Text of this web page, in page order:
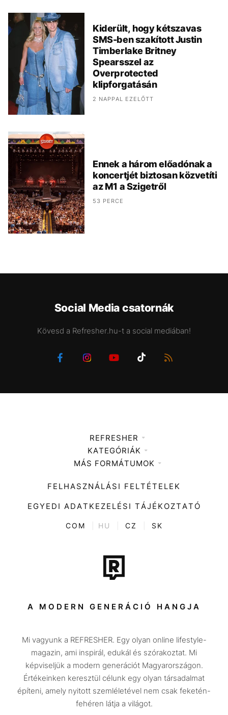
Kiderült, hogy kétszavas
SMS-ben szakított Justin
Timberlake Britney
Spearsszel az
Overprotected
klipforgatásán
2 NAPPAL EZELŐTT
Ennek a három előadónak a
koncertjét biztosan közvetíti
az M1 a Szigetről
53 PERCE
Social Media csatornák
Kövesd a Refresher.hu-t a social mediában!
REFRESHER
Médiaajánlat
KATEGÓRIÁK
Zene
Divat
Kultúra
ENTR
Tech-Tudomány
Sport
Társadalom
Utazás
Életmód
Design
Beszélgetések
MÁS FORMÁTUMOK
FELHASZNÁLÁSI FELTÉTELEK
EGYEDI ADATKEZELÉSI TÁJÉKOZTATÓ
COM HU CZ SK
A MODERN GENERÁCIÓ HANGJA
Mi vagyunk a REFRESHER. Egy olyan online lifestyle-
magazin, ami inspirál, edukál és szórakoztat. Mi
képviseljük a modern generációt Magyarországon.
Értékeinken keresztül célunk egy olyan társadalmat
építeni, amely nyitott szemléletével nem csak feketén-
fehéren látja a világot.